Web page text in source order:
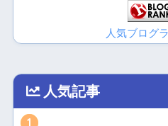
人気ブログ
人気記事
1